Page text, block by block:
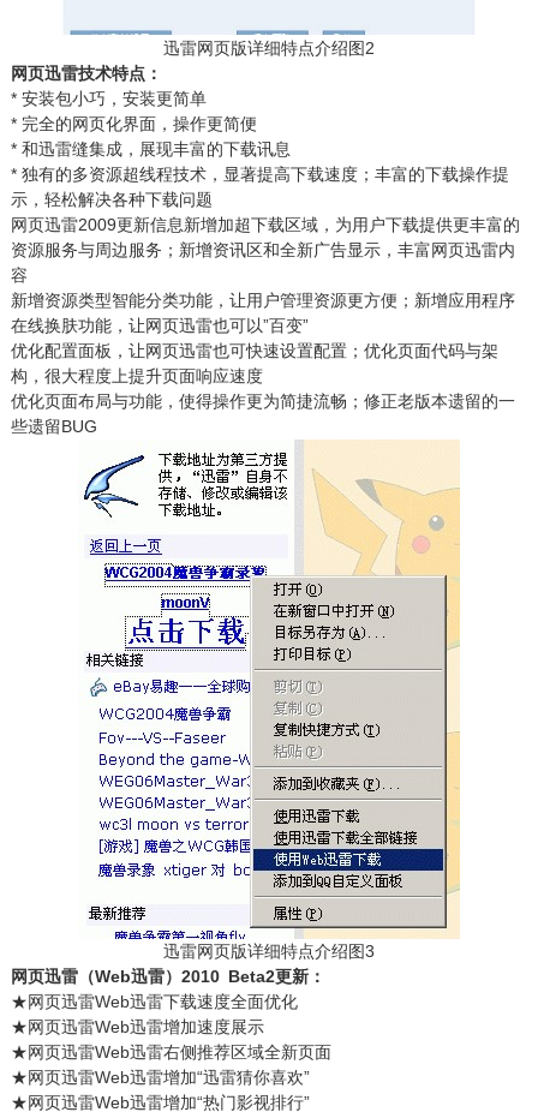
迅雷网页版详细特点介绍图2
网页迅雷技术特点：
* 安装包小巧，安装更简单
* 完全的网页化界面，操作更简便
* 和迅雷缝集成，展现丰富的下载讯息
* 独有的多资源超线程技术，显著提高下载速度；丰富的下载操作提
示，轻松解决各种下载问题
网页迅雷2009更新信息新增加超下载区域，为用户下载提供更丰富的
资源服务与周边服务；新增资讯区和全新广告显示，丰富网页迅雷内
容
新增资源类型智能分类功能，让用户管理资源更方便；新增应用程序
在线换肤功能，让网页迅雷也可以”百变”
优化配置面板，让网页迅雷也可快速设置配置；优化页面代码与架
构，很大程度上提升页面响应速度
优化页面布局与功能，使得操作更为简捷流畅；修正老版本遗留的一
些遗留BUG
迅雷网页版详细特点介绍图3
网页迅雷（Web迅雷）2010 Beta2更新：
★网页迅雷Web迅雷下载速度全面优化
★网页迅雷Web迅雷增加速度展示
★网页迅雷Web迅雷右侧推荐区域全新页面
★网页迅雷Web迅雷增加“迅雷猜你喜欢”
★网页迅雷Web迅雷增加“热门影视排行”